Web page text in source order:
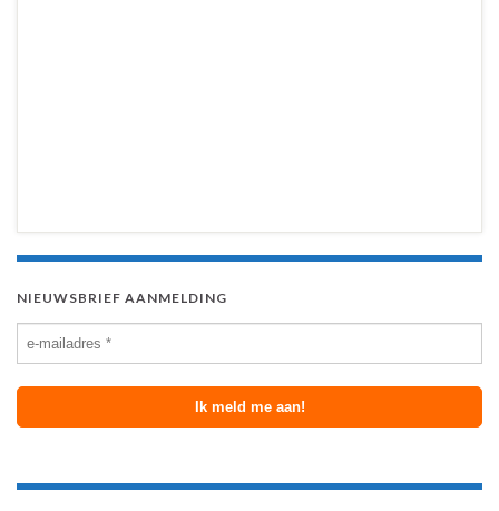
NIEUWSBRIEF AANMELDING